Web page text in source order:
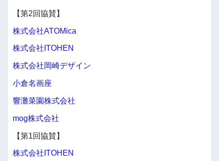
【第2回協賛】
株式会社ATOMica
株式会社ITOHEN
株式会社岡崎デザイン
小倉名画座
響灘菜園株式会社
mog株式会社
【第1回協賛】
株式会社ITOHEN